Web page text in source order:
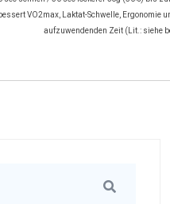
VO2max, Laktat-Schwelle, Ergonomie
aufzuwendenden Zeit (Lit.: siehe